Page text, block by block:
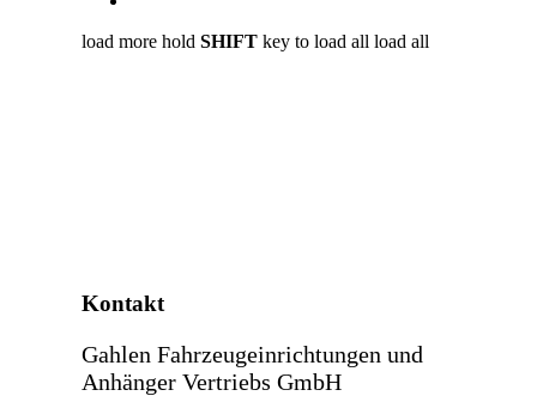
load more hold SHIFT key to load all load all
Kontakt
Gahlen Fahrzeugeinrichtungen und
Anhänger Vertriebs GmbH